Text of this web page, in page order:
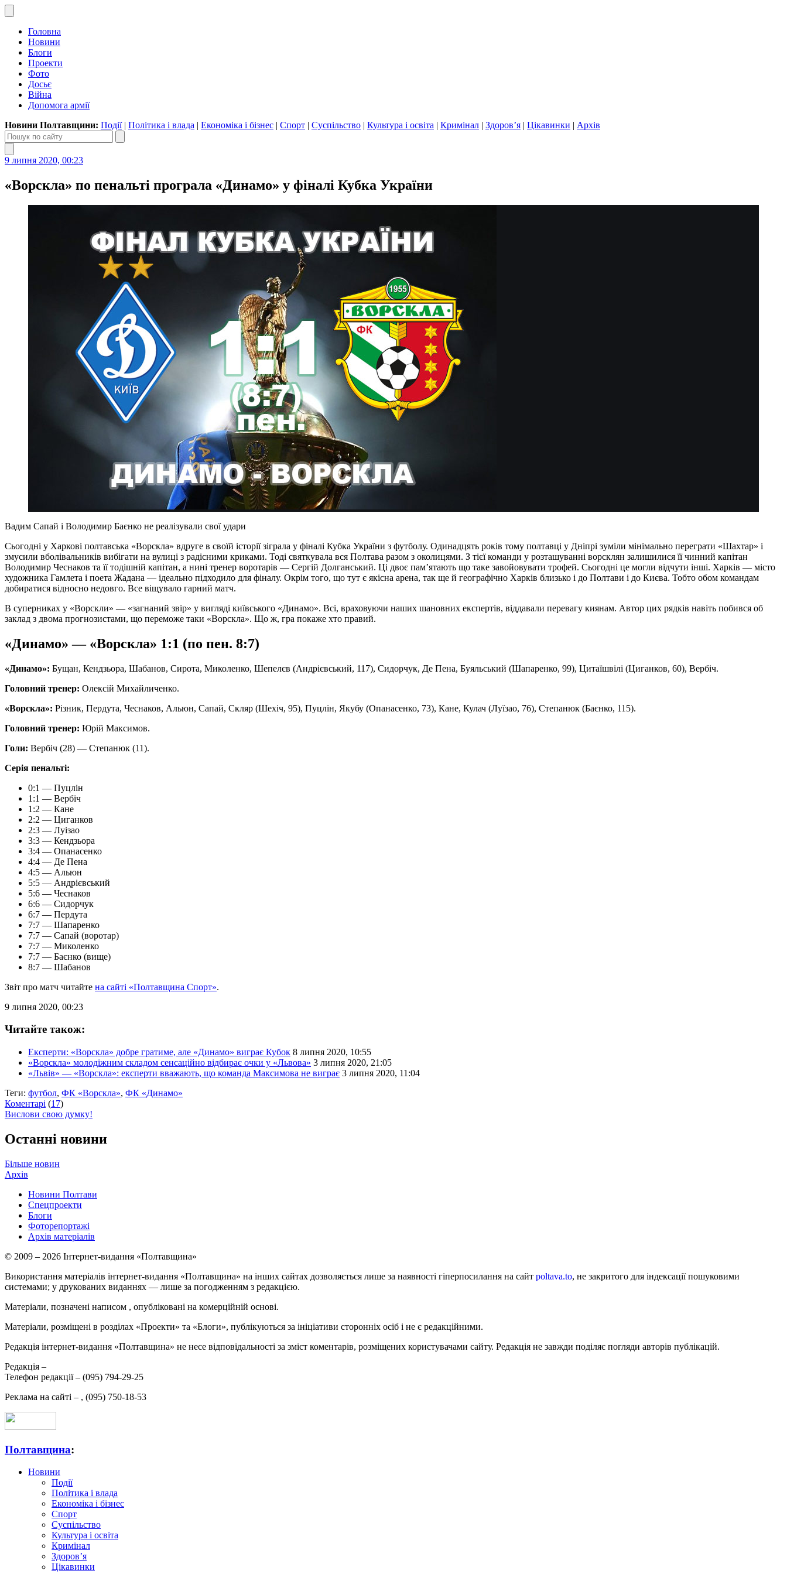
Головна
Новини
Блоги
Проекти
Фото
Досьє
Війна
Допомога армії
Новини Полтавщини: Події| Політика і влада | Економіка і бізнес | Спорт | Суспільство | Культура і освіта | Кримінал | Здоров’я | Цікавинки | Архів
9 липня 2020, 00:23
«Ворскла» по пенальті програла «Динамо» у фіналі Кубка України
Вадим Сапай і Володимир Баєнко не реалізували свої удари
Сьогодні у Харкові полтавська «Ворскла» вдруге в своїй історії зіграла у фіналі Кубка України з футболу. Одинадцять років тому полтавці у Дніпрі зуміли мінімально переграти «Шахтар» і
змусили вболівальників вибігати на вулиці з радісними криками. Тоді святкувала вся Полтава разом з околицями. З тієї команди у розташуванні ворсклян залишилися її чинний капітан
Володимир Чеснаков та її тодішній капітан, а нині тренер воротарів — Сергій Долганський. Ці двоє пам’ятають що таке завойовувати трофей. Сьогодні це могли відчути інші. Харків — місто
художника Гамлета і поета Жадана — ідеально підходило для фіналу. Окрім того, що тут є якісна арена, так ще й географічно Харків близько і до Полтави і до Києва. Тобто обом командам
добиратися відносно недовго. Все віщувало гарний матч.
В суперниках у «Ворскли» — «загнаний звір» у вигляді київського «Динамо». Всі, враховуючи наших шановних експертів, віддавали перевагу киянам. Автор цих рядків навіть побився об
заклад з двома прогнозистами, що переможе таки «Ворскла». Що ж, гра покаже хто правий.
«Динамо» — «Ворскла» 1:1 (по пен. 8:7)
«Динамо»: Бущан, Кендзьора, Шабанов, Сирота, Миколенко, Шепелєв (Андрієвський, 117), Сидорчук, Де Пена, Буяльський (Шапаренко, 99), Цитаїшвілі (Циганков, 60), Вербіч.
Головний тренер: Олексій Михайличенко.
«Ворскла»: Різник, Пердута, Чеснаков, Альюн, Сапай, Скляр (Шехіч, 95), Пуцлін, Якубу (Опанасенко, 73), Кане, Кулач (Луїзао, 76), Степанюк (Баєнко, 115).
Головний тренер: Юрій Максимов.
Голи: Вербіч (28) — Степанюк (11).
Серія пенальті:
0:1 — Пуцлін
1:1 — Вербіч
1:2 — Кане
2:2 — Циганков
2:3 — Луізао
3:3 — Кендзьора
3:4 — Опанасенко
4:4 — Де Пена
4:5 — Альюн
5:5 — Андрієвський
5:6 — Чеснаков
6:6 — Сидорчук
6:7 — Пердута
7:7 — Шапаренко
7:7 — Сапай (воротар)
7:7 — Миколенко
7:7 — Баєнко (вище)
8:7 — Шабанов
Звіт про матч читайте на сайті «Полтавщина Спорт».
9 липня 2020, 00:23
Читайте також:
Експерти: «Ворскла» добре гратиме, але «Динамо» виграє Кубок 8 липня 2020, 10:55
«Ворскла» молодіжним складом сенсаційно відбирає очки у «Львова» 3 липня 2020, 21:05
«Львів» — «Ворскла»: експерти вважають, що команда Максимова не виграє 3 липня 2020, 11:04
Теги: футбол, ФК «Ворскла», ФК «Динамо»
Коментарі (17)
Вислови свою думку!
Останні новини
Більше новин
Архів
Новини Полтави
Спецпроекти
Блоги
Фоторепортажі
Архів матеріалів
© 2009 – 2026 Інтернет-видання «Полтавщина»
Використання матеріалів інтернет-видання «Полтавщина» на інших сайтах дозволяється лише за наявності гіперпосилання на сайт poltava.to, не закритого для індексації пошуковими
системами; у друкованих виданнях — лише за погодженням з редакцією.
Матеріали, позначені написом , опубліковані на комерційній основі.
Матеріали, розміщені в розділах «Проекти» та «Блоги», публікуються за ініціативи сторонніх осіб і не є редакційними.
Редакція інтернет-видання «Полтавщина» не несе відповідальності за зміст коментарів, розміщених користувачами сайту. Редакція не завжди поділяє погляди авторів публікацій.
Редакція –
Телефон редакції – (095) 794-29-25
Реклама на сайті – , (095) 750-18-53
Полтавщина:
Новини
Події
Політика і влада
Економіка і бізнес
Спорт
Суспільство
Культура і освіта
Кримінал
Здоров’я
Цікавинки